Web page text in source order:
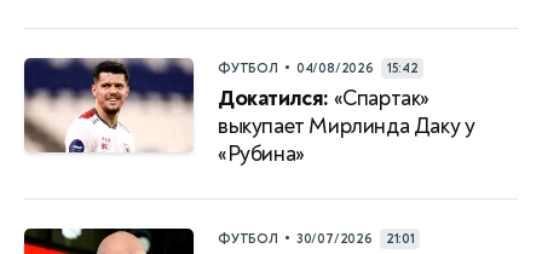
ФУТБОЛ • 04/08/2026 15:42
Докатился: «Спартак»
выкупает Мирлинда Даку у
«Рубина»
ФУТБОЛ • 30/07/2026 21:01